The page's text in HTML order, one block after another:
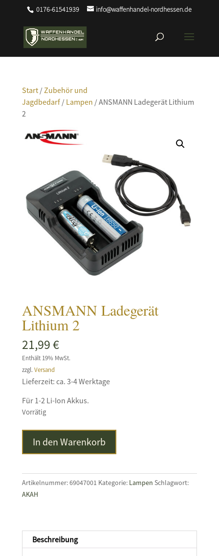
0176-61541939 info@waffenhandel-nordhessen.de
Start/Zubehör und
Jagdbedarf/ Lampen / ANSMANN Ladegerät Lithium
2
ANSMANN Ladegerät
Lithium 2
21,99€
Enthält 19% MwSt.
zzgl.Versand
Lieferzeit: ca. 3-4 Werktage
Für 1-2 Li-Ion Akkus.
Vorrätig
Ladegerät
Menge
In den Warenkorb
Artikelnummer:69047001 Kategorie: Lampen Schlagwort:
AKAH
Beschreibung